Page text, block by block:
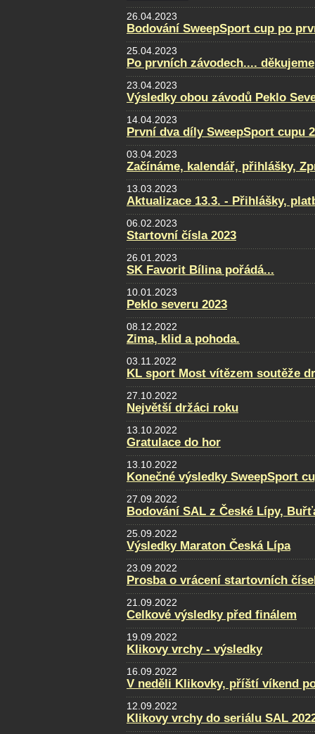
26.04.2023
Bodování SweepSport cup po
25.04.2023
Po prvních závodech.... děkujeme
23.04.2023
Výsledky obou závodů Peklo
14.04.2023
První dva díly SweepSport cupu
03.04.2023
Začínáme, kalendář, přihlášky,
13.03.2023
Aktualizace 13.3. - Přihlášky,
06.02.2023
Startovní čísla 2023
26.01.2023
SK Favorit Bílina pořádá...
10.01.2023
Peklo severu 2023
08.12.2022
Zima, klid a pohoda.
03.11.2022
KL sport Most vítězem soutěže
27.10.2022
Největší držáci roku
13.10.2022
Gratulace do hor
13.10.2022
Konečné výsledky SweepSport
27.09.2022
Bodování SAL z České Lípy,
25.09.2022
Výsledky Maraton Česká Lípa
23.09.2022
Prosba o vrácení startovních
21.09.2022
Celkové výsledky před finálem
19.09.2022
Klikovy vrchy - výsledky
16.09.2022
V neděli Klikovky, příští víkend
12.09.2022
Klikovy vrchy do seriálu SAL